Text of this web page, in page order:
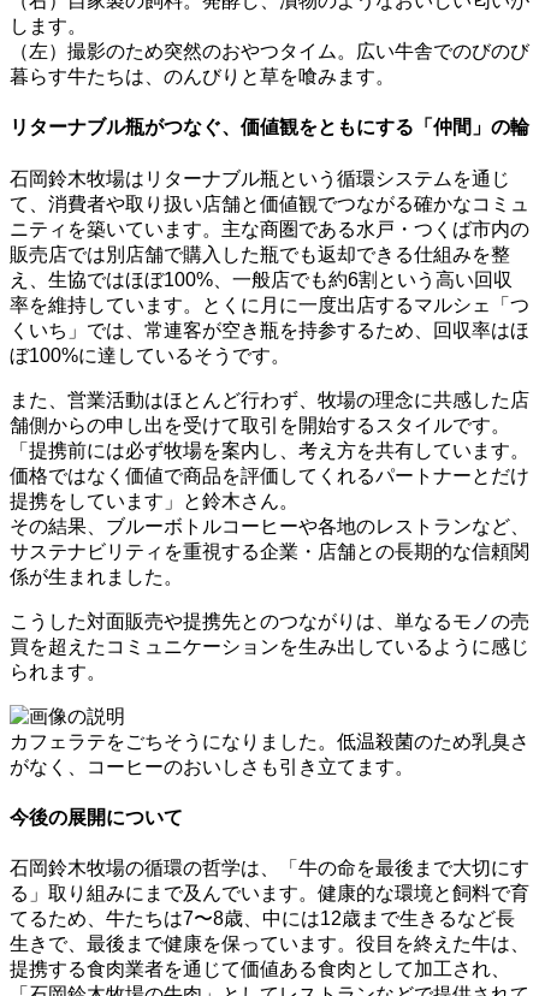
します。
（左）撮影のため突然のおやつタイム。広い牛舎でのびのび
暮らす牛たちは、のんびりと草を喰みます。
リターナブル瓶がつなぐ、価値観をともにする「仲間」の輪
石岡鈴木牧場はリターナブル瓶という循環システムを通じ
て、消費者や取り扱い店舗と価値観でつながる確かなコミュ
ニティを築いています。主な商圏である水戸・つくば市内の
販売店では別店舗で購入した瓶でも返却できる仕組みを整
え、生協ではほぼ100%、一般店でも約6割という高い回収
率を維持しています。とくに月に一度出店するマルシェ「つ
くいち」では、常連客が空き瓶を持参するため、回収率はほ
ぼ100%に達しているそうです。
また、営業活動はほとんど行わず、牧場の理念に共感した店
舗側からの申し出を受けて取引を開始するスタイルです。
「提携前には必ず牧場を案内し、考え方を共有しています。
価格ではなく価値で商品を評価してくれるパートナーとだけ
提携をしています」と鈴木さん。
その結果、ブルーボトルコーヒーや各地のレストランなど、
サステナビリティを重視する企業・店舗との長期的な信頼関
係が生まれました。
こうした対面販売や提携先とのつながりは、単なるモノの売
買を超えたコミュニケーションを生み出しているように感じ
られます。
カフェラテをごちそうになりました。低温殺菌のため乳臭さ
がなく、コーヒーのおいしさも引き立てます。
今後の展開について
石岡鈴木牧場の循環の哲学は、「牛の命を最後まで大切にす
る」取り組みにまで及んでいます。健康的な環境と飼料で育
てるため、牛たちは7〜8歳、中には12歳まで生きるなど長
生きで、最後まで健康を保っています。役目を終えた牛は、
提携する食肉業者を通じて価値ある食肉として加工され、